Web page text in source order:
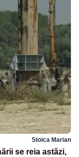
Stoica Marian
se reia astăzi,